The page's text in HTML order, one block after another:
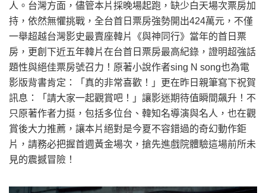
人。台灣方面，儘管本片採晚場起跑，缺少白天場次票房加
持，依然無懼挑戰，全台首日票房強勢開出424萬元，不僅
一舉超越台灣影史最賣座韓片《與神同行》當年的首日票
房，更創下近五年韓片在台首日票房最高紀錄，證明超強話
題性與絕佳票房號召力！原著小說作者sing N song也為電
影版背書肯定：「真的非常喜歡！」更在昨日親筆寫下祝賀
訊息：「請大家一起觀賞吧！」讓影迷期待值瞬間飆升！不
只原著作者力挺，包括多位台、韓知名導演與名人，也在觀
賞後大力推薦，讓本片絕對是今夏不容錯過的奇幻動作鉅
片，請務必把握首週黃金場次，搶先進戲院體驗這場前所未
見的震撼冒險！